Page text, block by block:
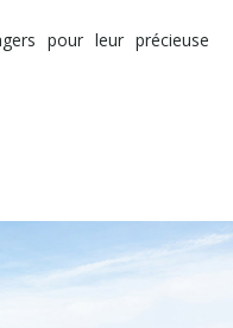
pour leur précieuse